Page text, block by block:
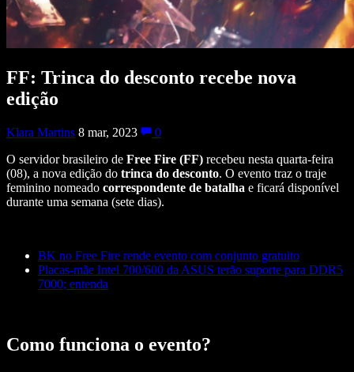
FF: Trinca do desconto recebe nova
edição
Klara Martins 8 mar, 2023
0
O servidor brasileiro de Free Fire (FF) recebeu nesta quarta-feira
(08), a nova edição do trinca do desconto. O evento traz o traje
feminino nomeado correspondente de batalha e ficará disponível
durante uma semana (sete dias).
BK no Free Fire rende evento com conjunto gratuito
Placas-mãe Intel 700/600 da ASUS terão suporte para DDR5
7000; entenda
Como funciona o evento?